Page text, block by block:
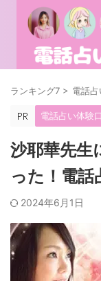
ランキング7 > 電話
電話占い体験
沙耶華先生
った！電
2024年6月1日